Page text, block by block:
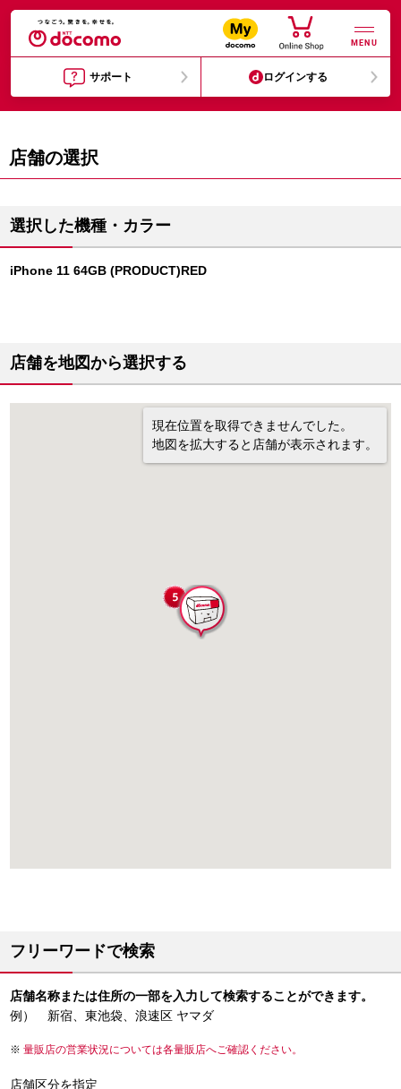
MENU
サポート ログインする
店舗の選択
選択した機種・カラー
iPhone 11 64GB (PRODUCT)RED
店舗を地図から選択する
現在位置を取得できませんでした。
地図を拡大すると店舗が表示されます。
フリーワードで検索
店舗名称または住所の一部を入力して検索することができます。
例） 新宿、東池袋、浪速区 ヤマダ
量販店の営業状況については各量販店へご確認ください。
店舗区分を指定